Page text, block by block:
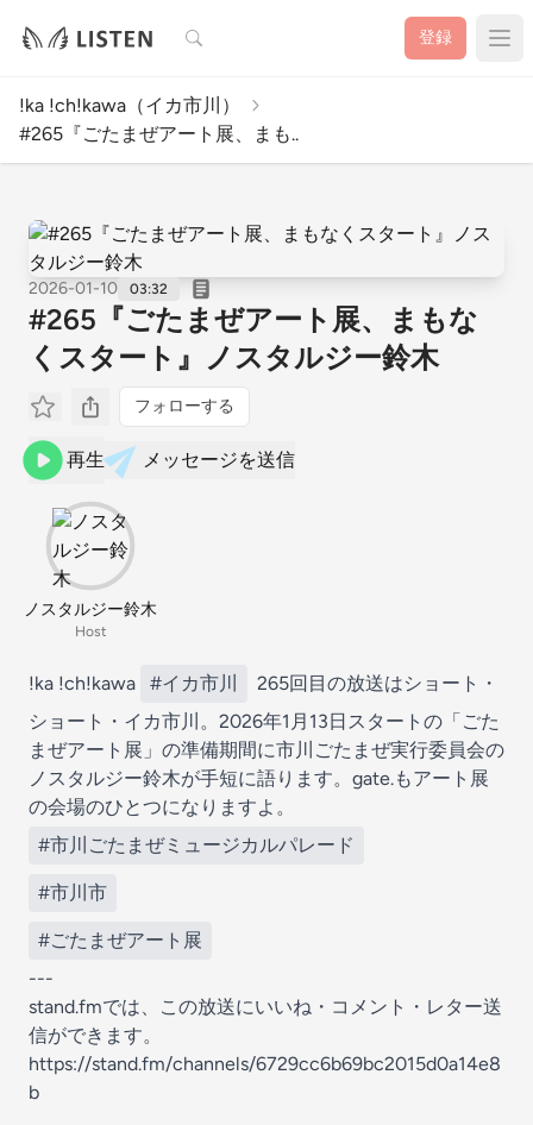
検索 登録
!ka !ch!kawa（イカ市川）
#265『ごたまぜアート展、まも..
2026-01-10 03:32
#265『ごたまぜアート展、まもな
くスタート』ノスタルジー鈴木
フォローする
再生 メッセージを送信
ノスタルジー鈴木
Host
!ka !ch!kawa #イカ市川
265回目の放送はショート・
ショート・イカ市川。2026年1月13日スタートの「ごた
まぜアート展」の準備期間に市川ごたまぜ実行委員会の
ノスタルジー鈴木が手短に語ります。gate.もアート展
の会場のひとつになりますよ。
#市川ごたまぜミュージカルパレード
#市川市
#ごたまぜアート展
---
stand.fmでは、この放送にいいね・コメント・レター送
信ができます。
https://stand.fm/channels/6729cc6b69bc2015d0a14e8
b